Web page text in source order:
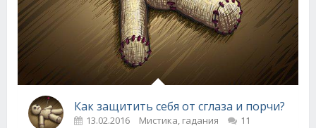
Как защитить себя от сглаза и порчи?
13.02.2016 Мистика, гадания 11